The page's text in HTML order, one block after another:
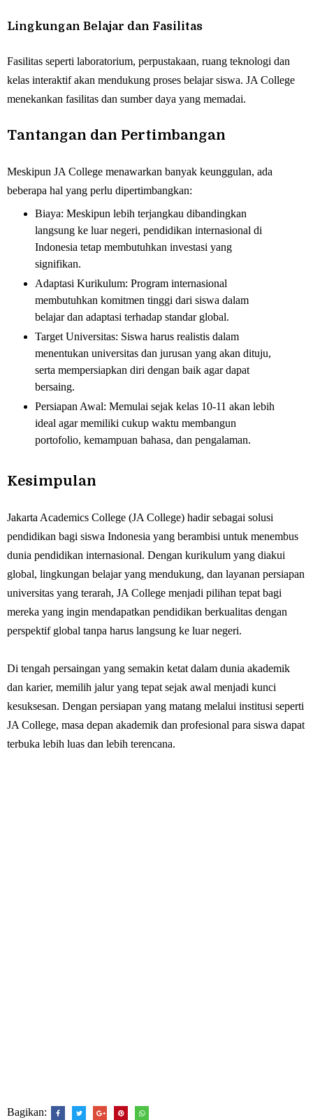
Lingkungan Belajar dan Fasilitas
Fasilitas seperti laboratorium, perpustakaan, ruang teknologi dan
kelas interaktif akan mendukung proses belajar siswa. JA College
menekankan fasilitas dan sumber daya yang memadai.
Tantangan dan Pertimbangan
Meskipun JA College menawarkan banyak keunggulan, ada
beberapa hal yang perlu dipertimbangkan:
Biaya: Meskipun lebih terjangkau dibandingkan
langsung ke luar negeri, pendidikan internasional di
Indonesia tetap membutuhkan investasi yang
signifikan.
Adaptasi Kurikulum: Program internasional
membutuhkan komitmen tinggi dari siswa dalam
belajar dan adaptasi terhadap standar global.
Target Universitas: Siswa harus realistis dalam
menentukan universitas dan jurusan yang akan dituju,
serta mempersiapkan diri dengan baik agar dapat
bersaing.
Persiapan Awal: Memulai sejak kelas 10-11 akan lebih
ideal agar memiliki cukup waktu membangun
portofolio, kemampuan bahasa, dan pengalaman.
Kesimpulan
Jakarta Academics College (JA College) hadir sebagai solusi
pendidikan bagi siswa Indonesia yang berambisi untuk menembus
dunia pendidikan internasional. Dengan kurikulum yang diakui
global, lingkungan belajar yang mendukung, dan layanan persiapan
universitas yang terarah, JA College menjadi pilihan tepat bagi
mereka yang ingin mendapatkan pendidikan berkualitas dengan
perspektif global tanpa harus langsung ke luar negeri.
Di tengah persaingan yang semakin ketat dalam dunia akademik
dan karier, memilih jalur yang tepat sejak awal menjadi kunci
kesuksesan. Dengan persiapan yang matang melalui institusi seperti
JA College, masa depan akademik dan profesional para siswa dapat
terbuka lebih luas dan lebih terencana.
Bagikan: